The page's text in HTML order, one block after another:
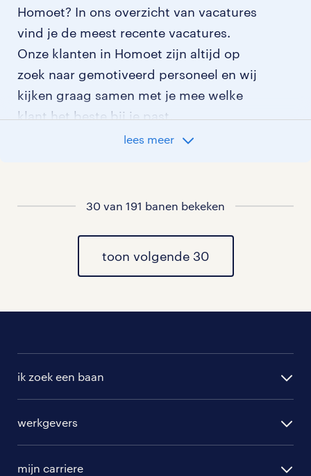
Homoet? In ons overzicht van vacatures
vind je de meest recente vacatures.
Onze klanten in Homoet zijn altijd op
zoek naar gemotiveerd personeel en wij
kijken graag samen met je mee welke
klant het beste bij je past.
vacatures in Valburg
lees meer
30 van 191 banen bekeken
toon volgende 30
ik zoek een baan
randstad professional
werkgevers
mijn carriere